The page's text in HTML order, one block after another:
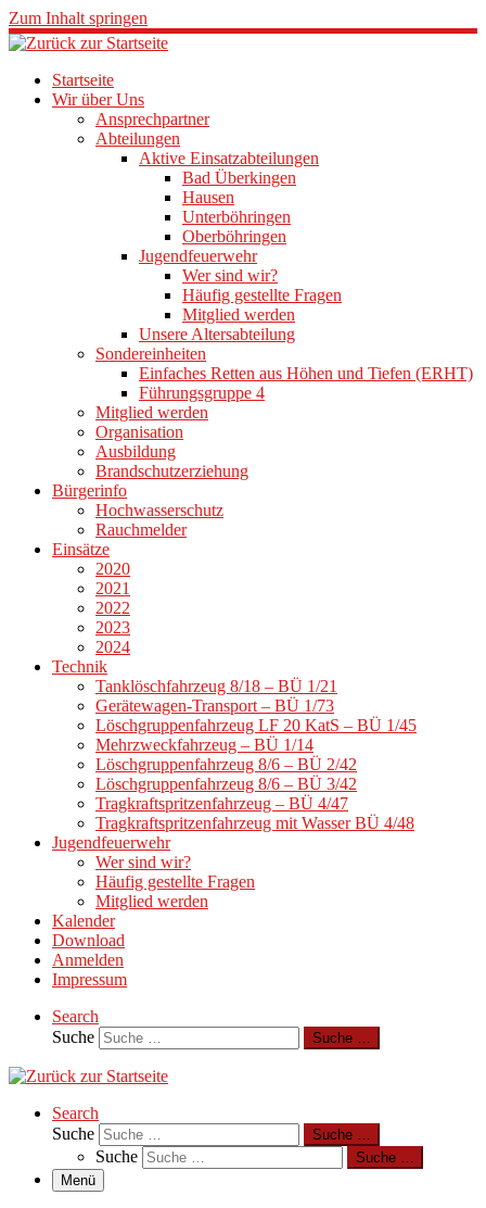
Zum Inhalt springen
Startseite
Wir über Uns
Ansprechpartner
Abteilungen
Aktive Einsatzabteilungen
Bad Überkingen
Hausen
Unterböhringen
Oberböhringen
Jugendfeuerwehr
Wer sind wir?
Häufig gestellte Fragen
Mitglied werden
Unsere Altersabteilung
Sondereinheiten
Einfaches Retten aus Höhen und Tiefen (ERHT)
Führungsgruppe 4
Mitglied werden
Organisation
Ausbildung
Brandschutzerziehung
Bürgerinfo
Hochwasserschutz
Rauchmelder
Einsätze
2020
2021
2022
2023
2024
Technik
Tanklöschfahrzeug 8/18 – BÜ 1/21
Gerätewagen-Transport – BÜ 1/73
Löschgruppenfahrzeug LF 20 KatS – BÜ 1/45
Mehrzweckfahrzeug – BÜ 1/14
Löschgruppenfahrzeug 8/6 – BÜ 2/42
Löschgruppenfahrzeug 8/6 – BÜ 3/42
Tragkraftspritzenfahrzeug – BÜ 4/47
Tragkraftspritzenfahrzeug mit Wasser BÜ 4/48
Jugendfeuerwehr
Wer sind wir?
Häufig gestellte Fragen
Mitglied werden
Kalender
Download
Anmelden
Impressum
Search
Suche
Suche …
Search
Suche
Suche …
Suche
Suche …
Menü